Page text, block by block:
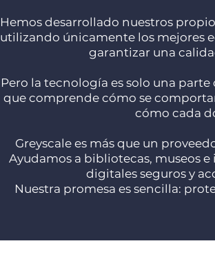
Hemos desarrollado nuestros
utilizando únicamente los mejores
garantizar una
Pero la tecnología es solo una
que comprende cómo se
cómo cada
Greyscale es más que un
Ayudamos a bibliotecas, museos
digitales seguros y
Nuestra promesa es sencilla: